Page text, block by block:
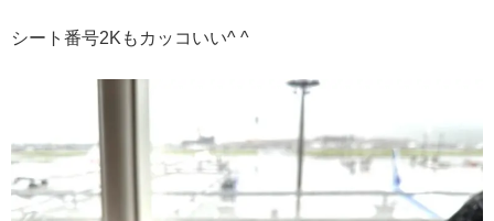
シート番号2Kもカッコいい^ ^